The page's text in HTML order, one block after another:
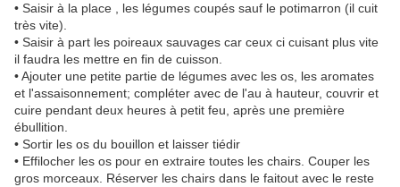
• Saisir à la place , les légumes coupés sauf le potimarron (il cuit
très vite).
• Saisir à part les poireaux sauvages car ceux ci cuisant plus vite
il faudra les mettre en fin de cuisson.
• Ajouter une petite partie de légumes avec les os, les aromates
et l'assaisonnement; compléter avec de l'au à hauteur, couvrir et
cuire pendant deux heures à petit feu, après une première
ébullition.
• Sortir les os du bouillon et laisser tiédir
• Effilocher les os pour en extraire toutes les chairs. Couper les
gros morceaux. Réserver les chairs dans le faitout avec le reste